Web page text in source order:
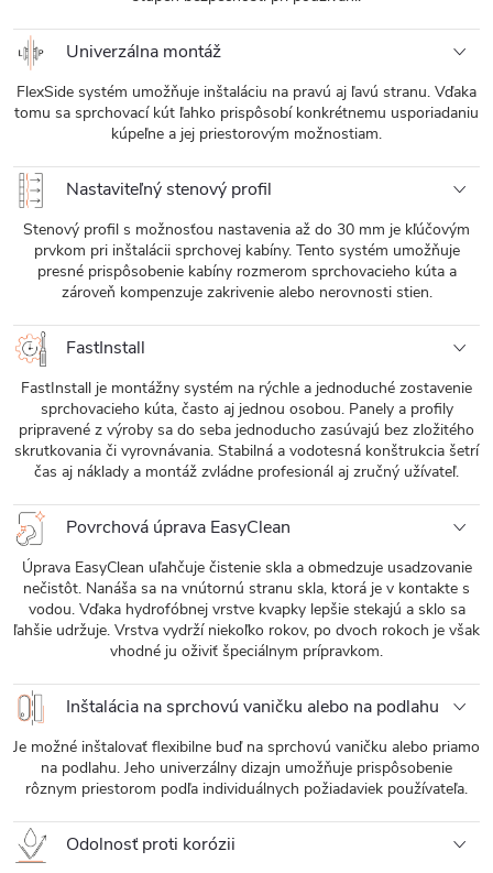
Univerzálna montáž
FlexSide systém umožňuje inštaláciu na pravú aj ľavú stranu. Vďaka
tomu sa sprchovací kút ľahko prispôsobí konkrétnemu usporiadaniu
kúpeľne a jej priestorovým možnostiam.
Nastaviteľný stenový profil
Stenový profil s možnosťou nastavenia až do 30 mm je kľúčovým
prvkom pri inštalácii sprchovej kabíny. Tento systém umožňuje
presné prispôsobenie kabíny rozmerom sprchovacieho kúta a
zároveň kompenzuje zakrivenie alebo nerovnosti stien.
FastInstall
FastInstall je montážny systém na rýchle a jednoduché zostavenie
sprchovacieho kúta, často aj jednou osobou. Panely a profily
pripravené z výroby sa do seba jednoducho zasúvajú bez zložitého
skrutkovania či vyrovnávania. Stabilná a vodotesná konštrukcia šetrí
čas aj náklady a montáž zvládne profesionál aj zručný užívateľ.
Povrchová úprava EasyClean
Úprava EasyClean uľahčuje čistenie skla a obmedzuje usadzovanie
nečistôt. Nanáša sa na vnútornú stranu skla, ktorá je v kontakte s
vodou. Vďaka hydrofóbnej vrstve kvapky lepšie stekajú a sklo sa
ľahšie udržuje. Vrstva vydrží niekoľko rokov, po dvoch rokoch je však
vhodné ju oživiť špeciálnym prípravkom.
Inštalácia na sprchovú vaničku alebo na podlahu
Je možné inštalovať flexibilne buď na sprchovú vaničku alebo priamo
na podlahu. Jeho univerzálny dizajn umožňuje prispôsobenie
rôznym priestorom podľa individuálnych požiadaviek používateľa.
Odolnosť proti korózii